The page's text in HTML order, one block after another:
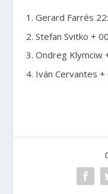
Gerard Farrés
Stefan Svitko +
Ondreg Klymciw
Iván Cervantes +